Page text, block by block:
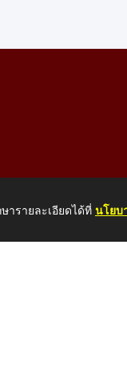
ารายละเอียดได้ที่ นโยบ